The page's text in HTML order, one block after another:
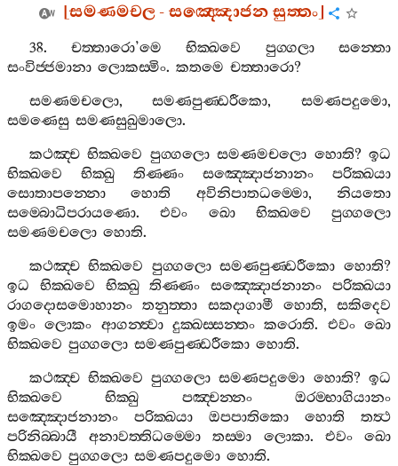
[සමණමචල-සඤ‍්ඤොජනසුත‍්තං]
38. චත‍්තාරො’මෙ භික‍්ඛවෙ පුග‍්ගලා
සන‍්තො
සංවිජ‍්ජමානා ලොකස‍්මිං. කතමෙ චත‍්තාරො?
සමණමචලො,සමණපුණ‍්ඩරීකො, සමණපදුමො,
සමණෙසු සමණසුඛුමාලො.
කථඤ‍්ච භික‍්ඛවෙ පුග‍්ගලො සමණමචලො හොති?ඉධ
භික‍්ඛවෙ
භික‍්ඛු තිණ‍්ණං සඤ‍්ඤොජනානං
පරික‍්ඛයා
සොතාපන‍්නො
හොති අවිනිපාතධම‍්මො,නියතො
සම‍්බොධිපරායණො.එවං ඛො භික‍්ඛවෙ
පුග‍්ගලො
සමණමචලො හොති.
කථඤ‍්ච භික‍්ඛවෙ පුග‍්ගලො සමණපුණ‍්ඩරීකො හොති?
ඉධ
භික‍්ඛවෙ භික‍්ඛු තිණ‍්ණං සඤ‍්ඤොජනානං
පරික‍්ඛයා
රාගදොසමොහානං තනුත‍්තා සකදාගාමී හොති, සකිදෙව
ඉමං ලොකං ආගන‍්ත්‍වා දුක‍්ඛස‍්සන‍්තං කරොති. එවං ඛො
භික‍්ඛවෙ පුග‍්ගලො සමණපුණ‍්ඩරීකො හොති.
කථඤ‍්ච භික‍්ඛවෙ පුග‍්ගලො සමණපදුමො හොති?ඉධ
භික‍්ඛවෙ
භික‍්ඛු පඤ‍්චන‍්නං
ඔරම‍්භාගියානං
සඤ‍්ඤොජනානං
පරික‍්ඛයා ඔපපාතිකො හොති
තත්‍ථ
පරිනිබ‍්බායී
අනාවත‍්තිධම‍්මො තස‍්මා ලොකා. එවං
ඛො
භික‍්ඛවෙ පුග‍්ගලො සමණපදුමො හොති.